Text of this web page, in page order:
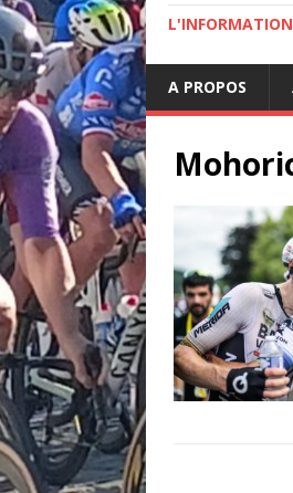
A PROPOS